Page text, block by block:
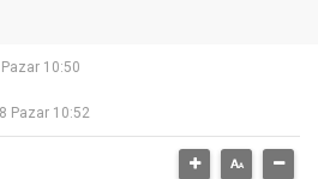
10:50
Pazar 10:52